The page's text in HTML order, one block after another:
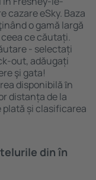
cazare eSky. Baza
o gamă largă
ce căutați.
- selectați
out, adăugați
şi gata!
disponibilă ȋn
distanța de la
și clasificarea
din în